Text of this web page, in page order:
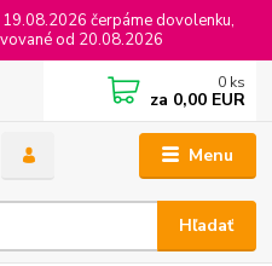
čerpáme dovolenku,
od 20.08.2026
Menu
Hľadať
0 ks
za 0,00 EUR